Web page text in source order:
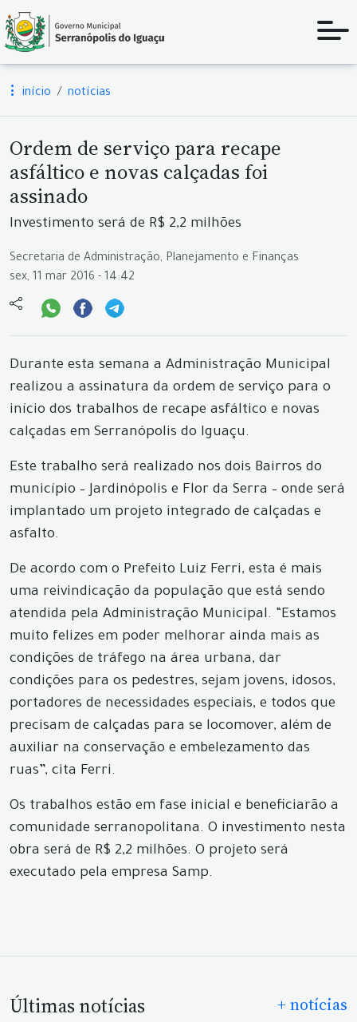
início notícias
Ordem de serviço para recape
asfáltico e novas calçadas foi
assinado
Investimento será de R$ 2,2 milhões
Secretaria de Administração, Planejamento e Finanças
sex, 11 mar 2016 - 14:42
Durante esta semana a Administração Municipal
realizou a assinatura da ordem de serviço para o
início dos trabalhos de recape asfáltico e novas
calçadas em Serranópolis do Iguaçu.
Este trabalho será realizado nos dois Bairros do
município – Jardinópolis e Flor da Serra – onde será
implantado um projeto integrado de calçadas e
asfalto.
De acordo com o Prefeito Luiz Ferri, esta é mais
uma reivindicação da população que está sendo
atendida pela Administração Municipal. “Estamos
muito felizes em poder melhorar ainda mais as
condições de tráfego na área urbana, dar
condições para os pedestres, sejam jovens, idosos,
portadores de necessidades especiais, e todos que
precisam de calçadas para se locomover, além de
auxiliar na conservação e embelezamento das
ruas”, cita Ferri.
Os trabalhos estão em fase inicial e beneficiarão a
comunidade serranopolitana. O investimento nesta
obra será de R$ 2,2 milhões. O projeto será
executado pela empresa Samp.
Últimas notícias + notícias